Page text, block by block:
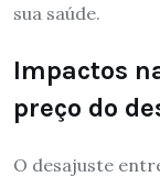
sua saúde.
Impactos
preço do
O desajuste